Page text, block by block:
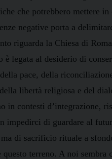
che potrebbero mettere in
negative porta a
riguarda la Chiesa di
è legata al desiderio di
pace, della
libertà religiosa e del
in contesti d’integrazione,
impedirci di guardare al
di sacrificio rituale a
terreno. A noi sembra